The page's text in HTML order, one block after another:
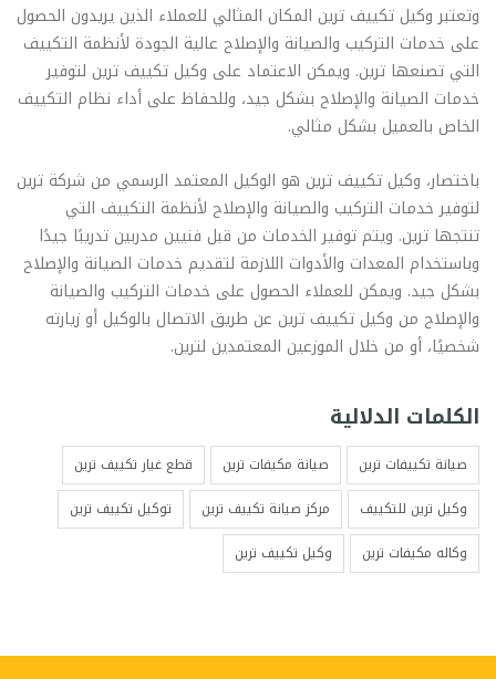
وتعتبر وكيل تكييف ترين المكان المثالي للعملاء الذين يريدون الحصول
على خدمات التركيب والصيانة والإصلاح عالية الجودة لأنظمة التكييف
التي تصنعها ترين. ويمكن الاعتماد على وكيل تكييف ترين لتوفير
خدمات الصيانة والإصلاح بشكل جيد، وللحفاظ على أداء نظام التكييف
الخاص بالعميل بشكل مثالي.
باختصار، وكيل تكييف ترين هو الوكيل المعتمد الرسمي من شركة ترين
لتوفير خدمات التركيب والصيانة والإصلاح لأنظمة التكييف التي
تنتجها ترين. ويتم توفير الخدمات من قبل فنيين مدربين تدريبًا جيدًا
وباستخدام المعدات والأدوات اللازمة لتقديم خدمات الصيانة والإصلاح
بشكل جيد. ويمكن للعملاء الحصول على خدمات التركيب والصيانة
والإصلاح من وكيل تكييف ترين عن طريق الاتصال بالوكيل أو زيارته
شخصيًا، أو من خلال الموزعين المعتمدين لترين.
الكلمات الدلالية
صيانة تكييفات ترين صيانة مكيفات ترين
قطع غيار تكييف ترين
وكيل ترين للتكييف
مركز صيانة تكييف ترين
توكيل تكييف ترين
وكاله مكيفات ترين
وكيل تكييف ترين